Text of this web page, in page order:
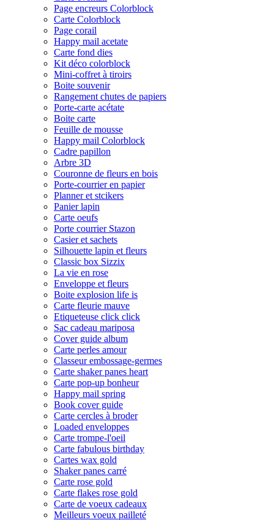
Page encreurs Colorblock
Carte Colorblock
Page corail
Happy mail acetate
Carte fond dies
Kit déco colorblock
Mini-coffret à tiroirs
Boite souvenir
Rangement chutes de papiers
Porte-carte acétate
Boite carte
Feuille de mousse
Happy mail Colorblock
Cadre papillon
Arbre 3D
Couronne de fleurs en bois
Porte-courrier en papier
Planner et stcikers
Panier lapin
Carte oeufs
Porte courrier Stazon
Casier et sachets
Silhouette lapin et fleurs
Classic box Sizzix
La vie en rose
Enveloppe et fleurs
Boite explosion life is
Carte fleurie mauve
Etiqueteuse click click
Sac cadeau mariposa
Cover guide album
Carte perles amour
Classeur embossage-germes
Carte shaker panes heart
Carte pop-up bonheur
Happy mail spring
Book cover guide
Carte cercles à broder
Loaded enveloppes
Carte trompe-l'oeil
Carte fabulous birthday
Cartes wax gold
Shaker panes carré
Carte rose gold
Carte flakes rose gold
Carte de voeux cadeaux
Meilleurs voeux pailleté